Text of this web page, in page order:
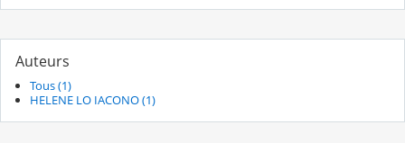
Auteurs
Tous (1)
HELENE LO IACONO (1)